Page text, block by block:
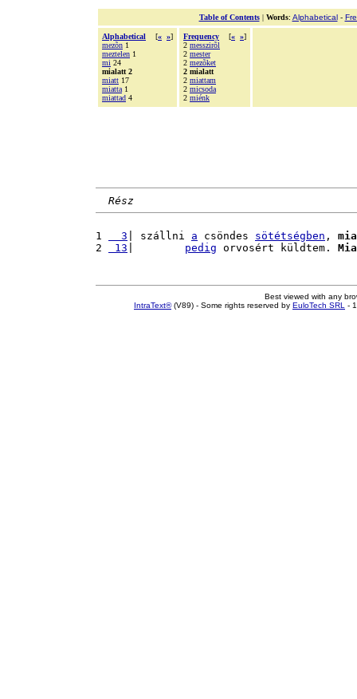
Table of Contents| Words: Alphabetical-
Alphabetical [« »]
mezõn 1
meztelen 1
mi 24
mialatt 2
miatt 17
miatta 1
miattad 4
Frequency [« »]
2 messzirõl
2 mester
2 mezõket
2 mialatt
2 miattam
2 micsoda
2 miénk
Rész
1
  3
| szállni a csöndes sötétségben ,
2
13 pedig orvosért küldtem.
Best viewed with any
IntraText®(V89) - Some rights reserved by EuloTech SRL -